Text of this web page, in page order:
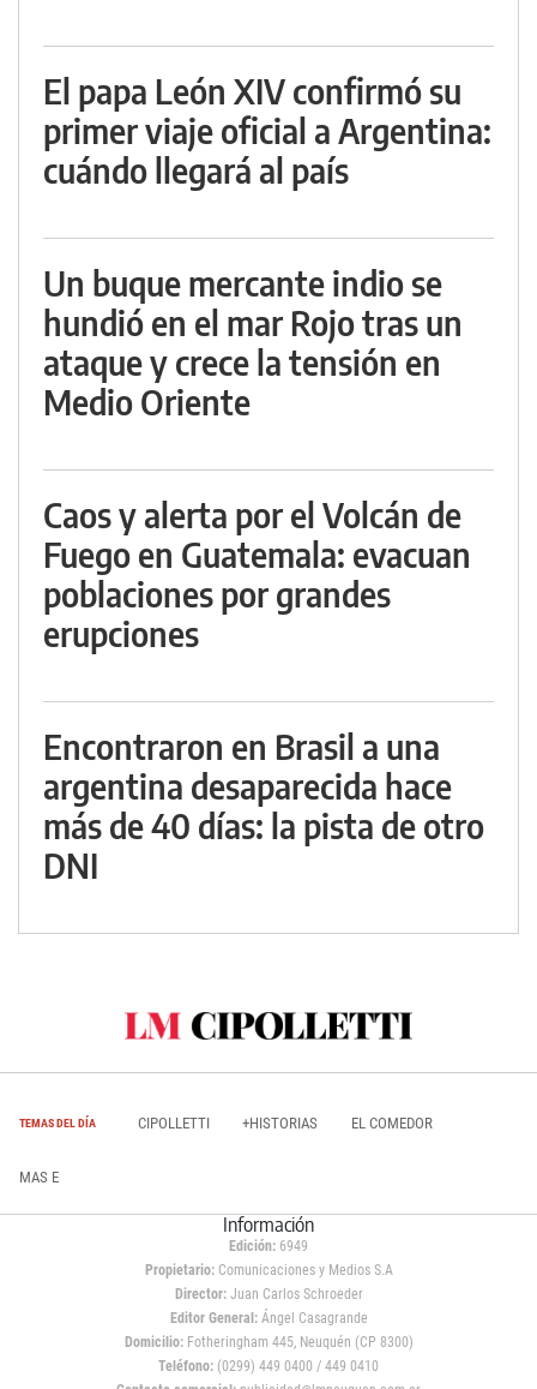
El papa León XIV confirmó su
primer viaje oficial a Argentina:
cuándo llegará al país
Un buque mercante indio se
hundió en el mar Rojo tras un
ataque y crece la tensión en
Medio Oriente
Caos y alerta por el Volcán de
Fuego en Guatemala: evacuan
poblaciones por grandes
erupciones
Encontraron en Brasil a una
argentina desaparecida hace
más de 40 días: la pista de otro
DNI
TEMAS DEL DÍA CIPOLLETTI +HISTORIAS EL COMEDOR
MAS E
Información
Edición: 6949
Propietario:Comunicaciones y Medios S.A
Director: Juan Carlos Schroeder
Editor General:Ángel Casagrande
Domicilio:Fotheringham 445, Neuquén (CP 8300)
Teléfono: (0299) 449 0400 / 449 0410